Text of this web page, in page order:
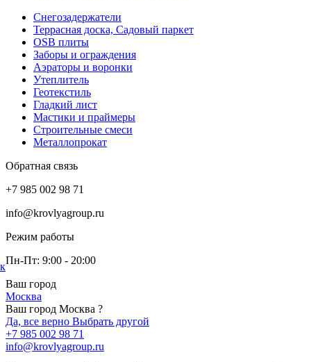
Снегозадержатели
Террасная доска, Садовый паркет
OSB плиты
Заборы и ограждения
Аэраторы и воронки
Утеплитель
Геотекстиль
Гладкий лист
Мастики и праймеры
Строительные смеси
Металлопрокат
Обратная связь
+7 985 002 98 71
info@krovlyagroup.ru
Режим работы
Пн-Пт: 9:00 - 20:00
Ваш город
Москва
Ваш город Москва ?
Да, все верно Выбрать другой
+7 985 002 98 71
info@krovlyagroup.ru